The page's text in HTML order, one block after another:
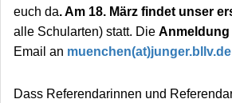
euch da. Am 18. März findet unser
alle Schularten) statt. Die Anmeldung
Email an muenchen(at)junger.bllv.de
Dass Referendarinnen und